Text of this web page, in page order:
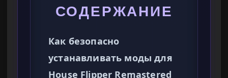
СОДЕРЖАНИЕ
Как безопасно
устанавливать моды для
House Flipper Remastered